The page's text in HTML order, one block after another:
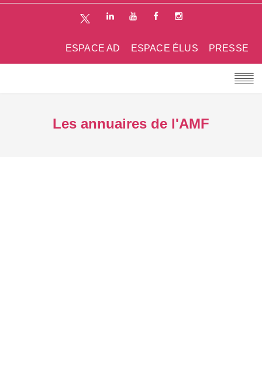
PRESSE
ESPACE ÉLUS
ESPACE AD
Les annuaires de l'AMF